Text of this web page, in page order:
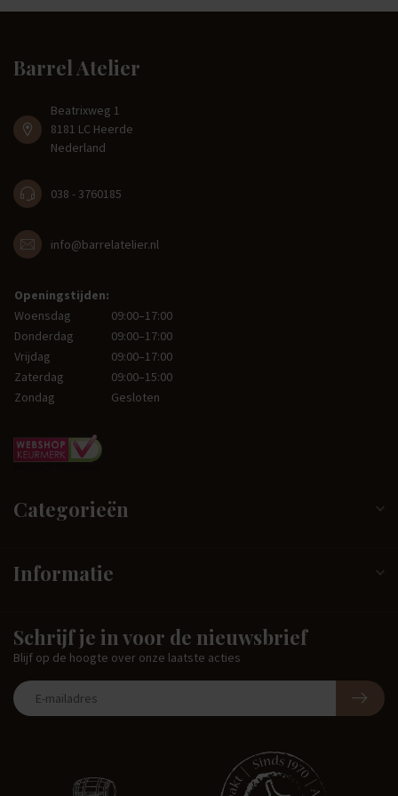
Barrel Atelier
Beatrixweg 1
8181 LC Heerde
Nederland
038 - 3760185
info@barrelatelier.nl
Openingstijden:
Woensdag
09:00–17:00
Donderdag
09:00–17:00
Vrijdag
09:00–17:00
Zaterdag
09:00–15:00
Zondag
Gesloten
Categorieën
Informatie
Schrijf je in voor de nieuwsbrief
Blijf op de hoogte over onze laatste acties